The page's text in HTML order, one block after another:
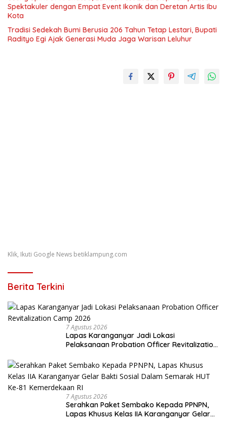
Spektakuler dengan Empat Event Ikonik dan Deretan Artis Ibu
Kota
Tradisi Sedekah Bumi Berusia 206 Tahun Tetap Lestari, Bupati
Radityo Egi Ajak Generasi Muda Jaga Warisan Leluhur
Klik, Ikuti Google News betiklampung.com
Berita Terkini
7 Agustus 2026
Lapas Karanganyar Jadi Lokasi
Pelaksanaan Probation Officer Revitalization
7 Agustus 2026
Serahkan Paket Sembako Kepada PPNPN,
Lapas Khusus Kelas IIA Karanganyar Gelar